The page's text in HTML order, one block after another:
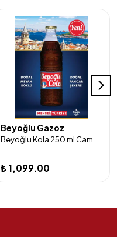
Beyoğlu Gazoz
₺ 1,099.00